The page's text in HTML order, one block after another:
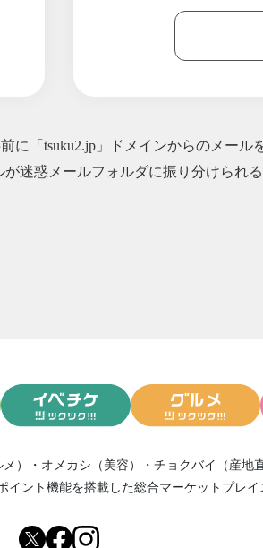
「tsuku2.jp」ドメインからのメール
迷惑メールフォルダに振り分けられ
） ・ オメカシ（美容） ・ チョクバイ（産地
イント機能を搭載した総合マーケットプレイ